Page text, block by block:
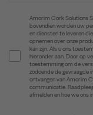
Amorim Cork Solutions
bovendien worden uw
en diensten te leveren
opnemen over onze
kan zijn. Als u ons
hieronder aan. Door op
toestemming om de
zodoende de gevraagde
ontvangen van Amorim
communicatie.
afmelden en hoe we ons